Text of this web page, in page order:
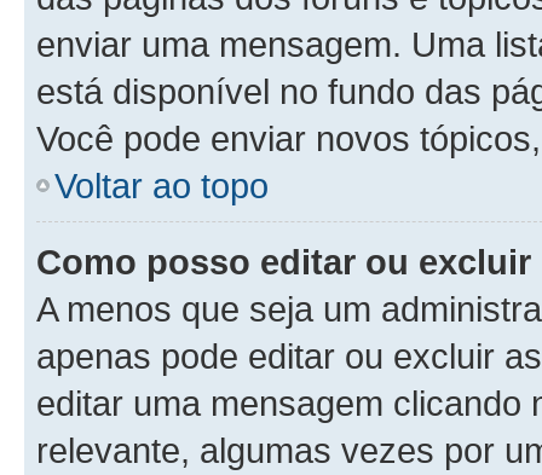
enviar uma mensagem. Uma
está disponível no fundo das
Você pode enviar novos
Voltar ao topo
Como posso editar ou excluir
A menos que seja um
apenas pode editar ou excluir
editar uma mensagem clicando
relevante, algumas vezes por